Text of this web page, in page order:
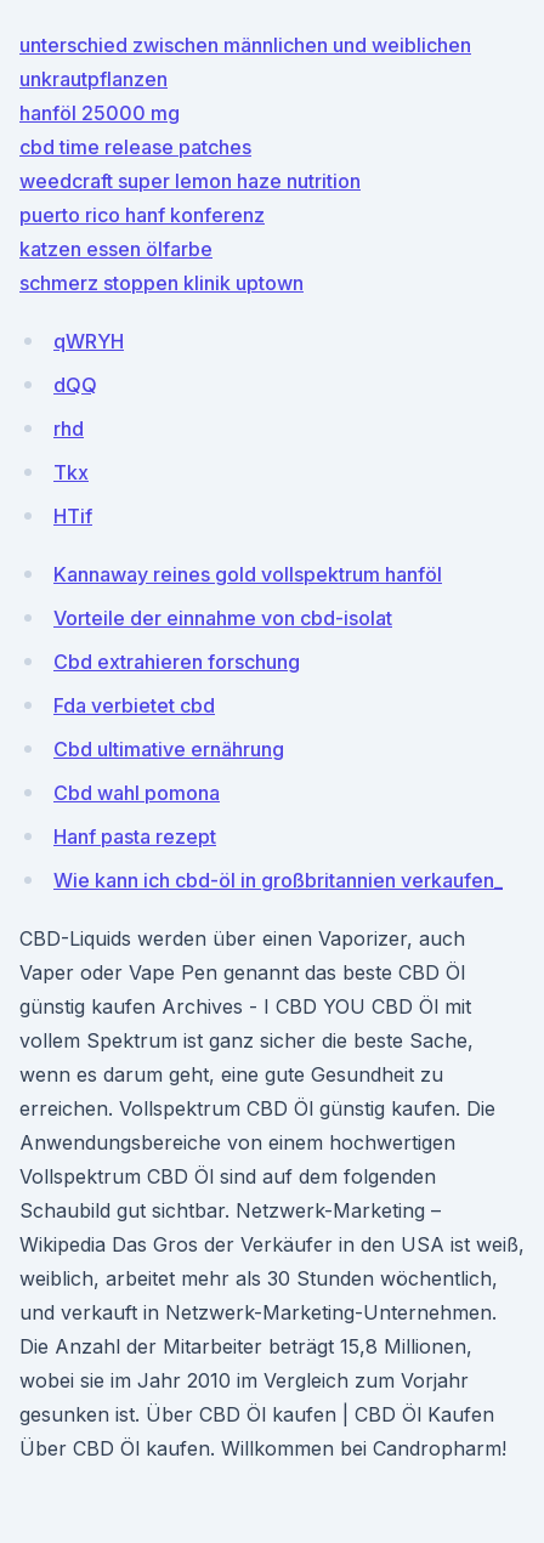
unterschied zwischen männlichen und weiblichen
unkrautpflanzen
hanföl 25000 mg
cbd time release patches
weedcraft super lemon haze nutrition
puerto rico hanf konferenz
katzen essen ölfarbe
schmerz stoppen klinik uptown
qWRYH
dQQ
rhd
Tkx
HTif
Kannaway reines gold vollspektrum hanföl
Vorteile der einnahme von cbd-isolat
Cbd extrahieren forschung
Fda verbietet cbd
Cbd ultimative ernährung
Cbd wahl pomona
Hanf pasta rezept
Wie kann ich cbd-öl in großbritannien verkaufen_
CBD-Liquids werden über einen Vaporizer, auch
Vaper oder Vape Pen genannt das beste CBD Öl
günstig kaufen Archives - I CBD YOU CBD Öl mit
vollem Spektrum ist ganz sicher die beste Sache,
wenn es darum geht, eine gute Gesundheit zu
erreichen. Vollspektrum CBD Öl günstig kaufen. Die
Anwendungsbereiche von einem hochwertigen
Vollspektrum CBD Öl sind auf dem folgenden
Schaubild gut sichtbar. Netzwerk-Marketing –
Wikipedia Das Gros der Verkäufer in den USA ist weiß,
weiblich, arbeitet mehr als 30 Stunden wöchentlich,
und verkauft in Netzwerk-Marketing-Unternehmen.
Die Anzahl der Mitarbeiter beträgt 15,8 Millionen,
wobei sie im Jahr 2010 im Vergleich zum Vorjahr
gesunken ist. Über CBD Öl kaufen | CBD Öl Kaufen
Über CBD Öl kaufen. Willkommen bei Candropharm!